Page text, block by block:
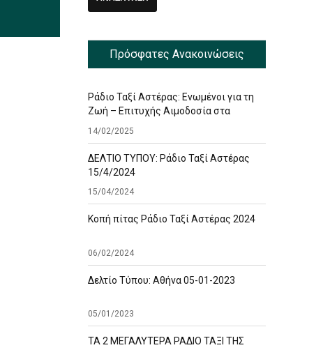
Πρόσφατες Ανακοινώσεις
Ράδιο Ταξί Αστέρας: Ενωμένοι για τη
Ζωή – Επιτυχής Αιμοδοσία στα
14/02/2025
ΔΕΛΤΙΟ ΤΥΠΟΥ: Ράδιο Ταξί Αστέρας
15/4/2024
15/04/2024
Κοπή πίτας Ράδιο Ταξί Αστέρας 2024
06/02/2024
Δελτίο Τύπου: Αθήνα 05-01-2023
05/01/2023
ΤΑ 2 ΜΕΓΑΛΥΤΕΡΑ ΡΑΔΙΟ ΤΑΞΙ ΤΗΣ